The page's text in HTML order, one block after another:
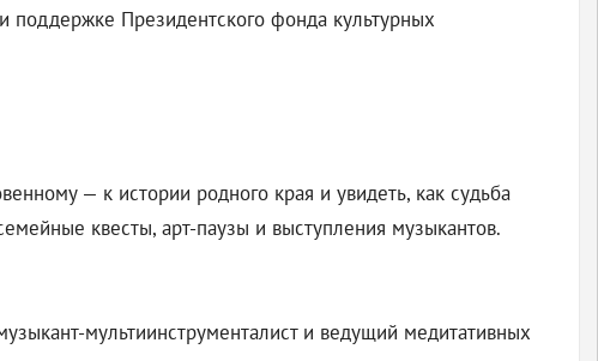
поддержке Президентского фонда культурных
— к истории родного края и увидеть, как судьба
квесты, арт-паузы и выступления музыкантов.
мультиинструменталист и ведущий медитативных